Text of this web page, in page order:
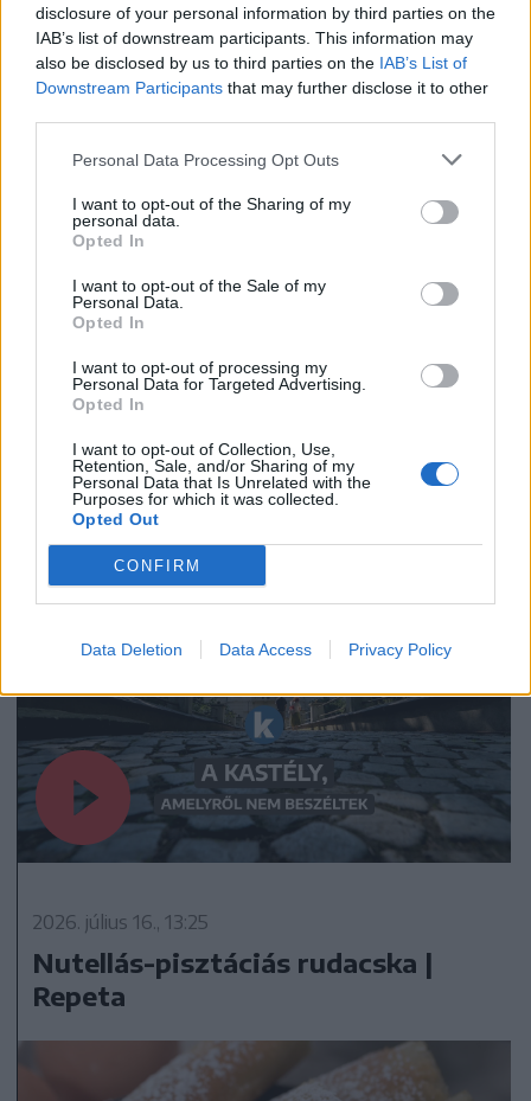
disclosure of your personal information by third parties on the
IAB’s list of downstream participants. This information may
also be disclosed by us to third parties on the IAB’s List of
Downstream Participants that may further disclose it to other
Personal Data Processing Opt Outs
I want to opt-out of the Sharing of my
personal data.
Opted In
I want to opt-out of the Sale of my
Personal Data.
Opted In
I want to opt-out of processing my
Personal Data for Targeted Advertising.
Opted In
I want to opt-out of Collection, Use,
Retention, Sale, and/or Sharing of my
Personal Data that Is Unrelated with the
Purposes for which it was collected.
Opted Out
CONFIRM
Data Deletion Data Access Privacy Policy
Szoknyás Gurulás: bolondos
ötletként indult, értékes
eseménnyé vált
2026. július 17., 17:03
Új fejezet kezdődik a gernyeszegi
Teleki-kastély történetében
2026. július 16., 13:25
Nutellás-pisztáciás rudacska |
Repeta